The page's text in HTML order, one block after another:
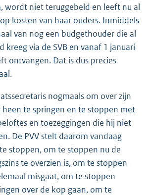
wordt niet teruggebeld en leeft nu al
kosten van haar ouders. Inmiddels
van nog een budgethouder die al
kreeg via de SVB en vanaf 1 januari
ontvangen. Dat is dus precies
nogmaals om over zijn
heen te springen en te stoppen met
en toezeggingen die hij niet
De PVV stelt daarom vandaag
stoppen, om te stoppen nu de
te overzien is, om te stoppen
misgaat, om te stoppen
over de kop gaan, om te